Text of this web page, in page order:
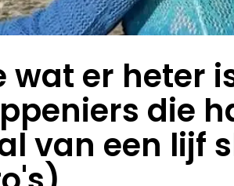
wat er heter
die
van een lijf